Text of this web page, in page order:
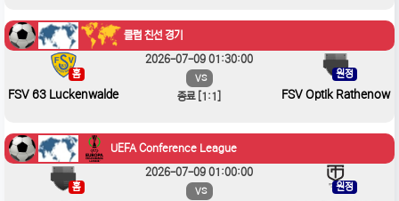
클럽 친선 경기
홈
FSV 63 Luckenwalde
2026-07-09 01:30:00
VS
종료 [1:1]
원정
FSV Optik Rathenow
UEFA Conference League
홈
2026-07-09 01:00:00
VS 원정